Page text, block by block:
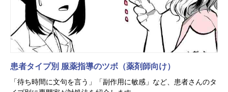
患者タイプ別 服薬指導のツボ（薬剤師向け）
「待ち時間に文句を言う」「副作用に敏感」など、患者さんのタ